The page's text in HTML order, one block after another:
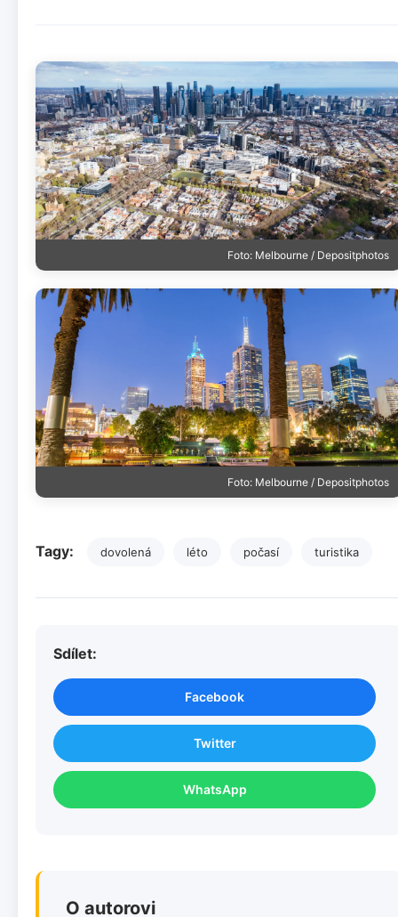
Foto: Melbourne / Depositphotos
Foto: Melbourne / Depositphotos
Tagy: dovolená léto počasí turistika
Sdílet:
Facebook
Twitter
WhatsApp
O autorovi